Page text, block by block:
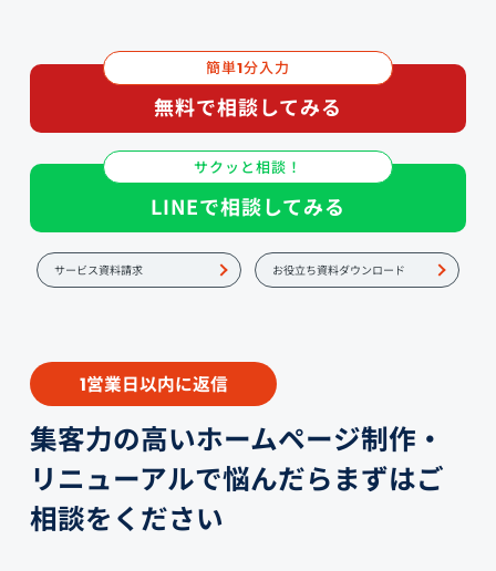
簡単1分入力
無料で相談してみる
サクッと相談！
LINEで相談してみる
サービス資料請求 お役立ち資料ダウンロード
1営業日以内に返信
集客力の高いホームページ制作・
リニューアルで悩んだらまずはご
相談をください